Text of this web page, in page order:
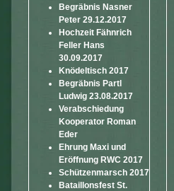
Begräbnis Nasner
Peter 29.12.2017
Hochzeit Fähnrich
Feller Hans
30.09.2017
Knödeltisch 2017
Begräbnis Partl
Ludwig 23.08.2017
Verabschiedung
Kooperator Roman
Eder
Ehrung Maxi und
Eröffnung RWC 2017
Schützenmarsch 2017
Bataillonsfest St.